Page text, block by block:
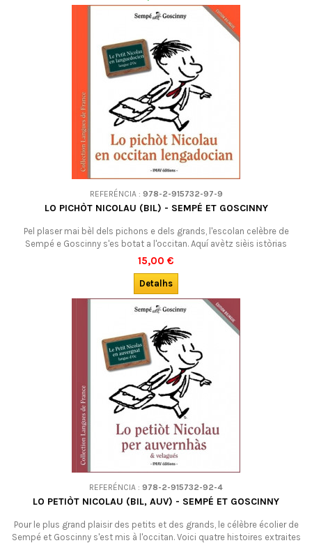
REFERÉNCIA : 978-2-915732-97-9
LO PICHÒT NICOLAU (BIL) - SEMPÉ ET GOSCINNY
Pel plaser mai bèl dels pichons e dels grands, l'escolan celèbre de
Sempé e Goscinny s'es botat a l'occitan. Aquí avètz sièis istòrias
extrachas de La rentrée du Petit Nicolas, reviraradas en occitan
lengadocian. De descobrir, en familha o a l'escòla : es de primièra !
Bilingüe. DESOLTAS : es agotat en çò de l'editor.
15,00 €
Detalhs
REFERÉNCIA : 978-2-915732-92-4
LO PETIÒT NICOLAU (BIL, AUV) - SEMPÉ ET GOSCINNY
Pour le plus grand plaisir des petits et des grands, le célèbre écolier de
Sempé et Goscinny s'est mis à l'occitan. Voici quatre histoires extraites